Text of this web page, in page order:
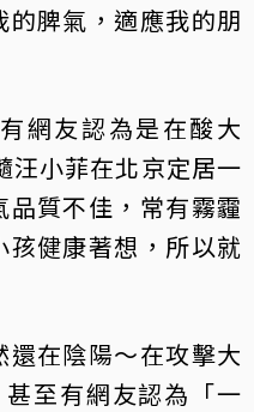
脾氣，適應我的朋
網友認為是在酸大
汪小菲在北京定居一
質不佳，常有霧霾
健康著想，所以就
在陰陽～在攻擊大
至有網友認為「一